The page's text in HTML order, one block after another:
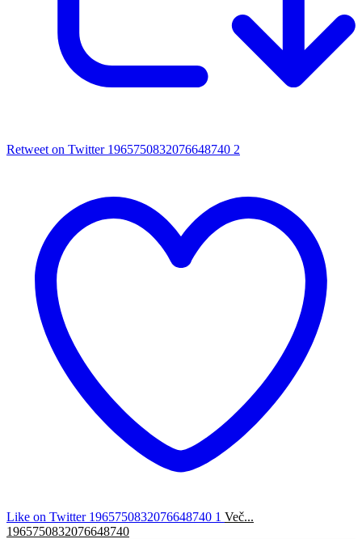
Retweet on Twitter 1965750832076648740 2
Like on Twitter 1965750832076648740 1 Več...
1965750832076648740